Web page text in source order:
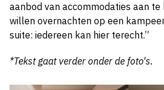
aanbod van accommodaties aan te
willen overnachten op een
suite: iedereen kan hier terecht.”
*Tekst gaat verder onder de foto's.